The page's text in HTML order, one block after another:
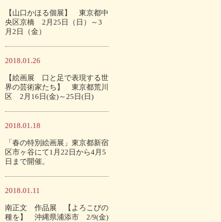
【山口かほる個展】 東京都中
央区京橋 2月25日（日）～3
月2日（金）
2018.01.26
【絵画展 口と足で表現する世
界の芸術家たち】 東京都荒川
区 2月16日(金)～25日(日)
2018.01.18
「春の特別絵画展」東京都新宿
区市ヶ谷にて1月22日から4月5
日まで開催。
2018.01.11
南正文 作品展 【よろこびの
種を】 沖縄県浦添市 2/9(金)